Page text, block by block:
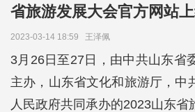
省旅游发展大会官方网站
2023-03-14 18:59 王泽佩
3月26日至27日，由中共山东省
主办，山东省文化和旅游厅，中
人民政府共同承办的2023山东省